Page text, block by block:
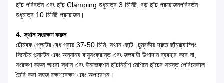
ছাঁচ পরিবর্তন এবং ছাঁচ Clamping শুধুমাত্র 3 মিনিট, বড় ছাঁচ প্রয়োজনপরিবর্তন
শুধুমাত্র 10 মিনিট প্রয়োজন।
4. স্থান সংরক্ষণ করুন
চৌম্বক প্লেটের বেধ প্রায় 37-50 মিমি, স্থান ছোট।চুম্বকীয় দ্রুত ছাঁচক্ল্যাম্পিং
সিস্টেম প্ল্যাটেন এবং অন্যান্য বায়ুসংক্রান্ত এবং জলবাহী উপাদান ব্যবহার করে না,
সংরক্ষণ করুনআরো স্থান এবং ইনজেকশন ছাঁচনির্মাণ মেশিনে ছাঁচের সমস্ত পেরিফেরাল
তৈরি করা সহজরক্ষণাবেক্ষণ এবং অপারেশন।